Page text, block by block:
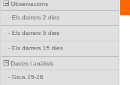
Observacions
- Els darrers 2 dies
- Els darrers 5 dies
- Els darrers 15 dies
Dades i anàlisis
- Grua 25-26